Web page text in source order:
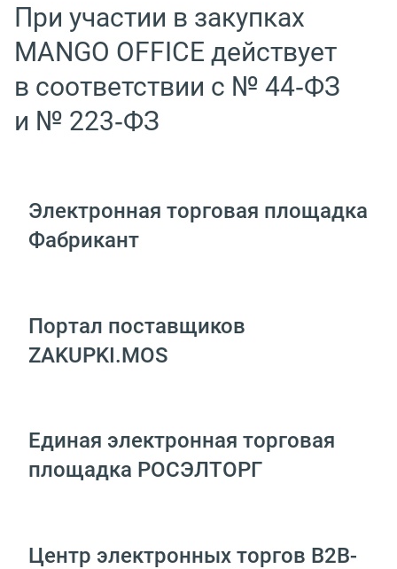
При участии в закупках
MANGO OFFICE действует
в соответствии с № 44‑ФЗ
и № 223‑ФЗ
Электронная торговая площадка
Фабрикант
Портал поставщиков
ZAKUPKI.MOS
Единая электронная торговая
площадка РОСЭЛТОРГ
Центр электронных торгов B2B-